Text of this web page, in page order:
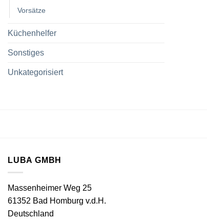
Vorsätze
Küchenhelfer
Sonstiges
Unkategorisiert
LUBA GMBH
Massenheimer Weg 25
61352 Bad Homburg v.d.H.
Deutschland